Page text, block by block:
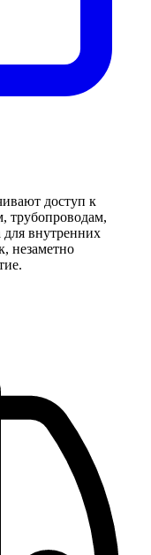
доступ к
трубопроводам,
для внутренних
незаметно